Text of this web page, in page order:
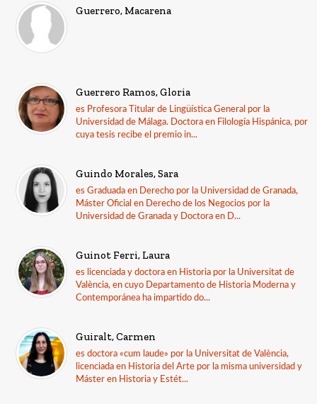
Guerrero, Macarena
Guerrero Ramos, Gloria
es Profesora Titular de Lingüística General por la
Universidad de Málaga. Doctora en Filología Hispánica, por
cuya tesis recibe el premio in...
Guindo Morales, Sara
es Graduada en Derecho por la Universidad de Granada,
Máster Oficial en Derecho de los Negocios por la
Universidad de Granada y Doctora en D...
Guinot Ferri, Laura
es licenciada y doctora en Historia por la Universitat de
València, en cuyo Departamento de Historia Moderna y
Contemporánea ha impartido do...
Guiralt, Carmen
es doctora «cum laude» por la Universitat de València,
licenciada en Historia del Arte por la misma universidad y
Máster en Historia y Estét...